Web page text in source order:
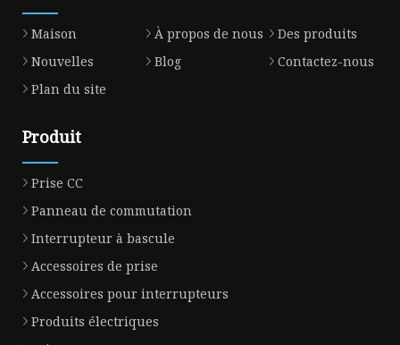
Maison À propos de nous
Des produits
Nouvelles
Blog
Contactez-nous
Plan du site
Produit
Prise CC
Panneau de commutation
Interrupteur à bascule
Accessoires de prise
Accessoires pour interrupteurs
Produits électriques